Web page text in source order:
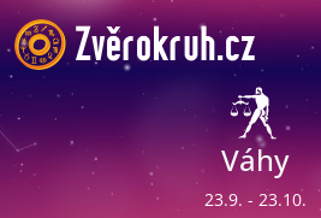
Váhy
23.9. - 23.10.